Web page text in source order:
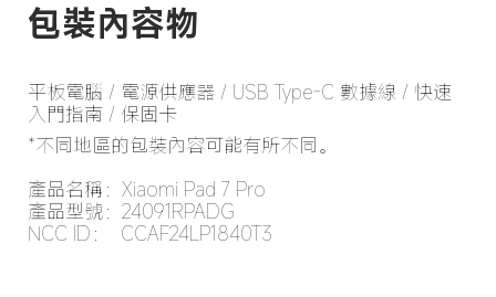
包裝內容物
平板電腦 / 電源供應器 / USB Type-C 數據線 / 快速
入門指南 / 保固卡
*不同地區的包裝內容可能有所不同。
產品名稱：Xiaomi Pad 7 Pro
產品型號：24091RPADG
NCC ID：  CCAF24LP1840T3